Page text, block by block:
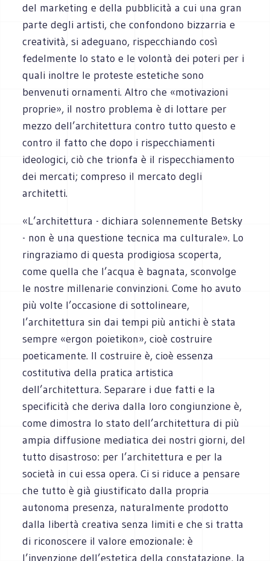
del marketing e della pubblicità a cui una gran
parte degli artisti, che confondono bizzarria e
creatività, si adeguano, rispecchiando così
fedelmente lo stato e le volontà dei poteri per i
quali inoltre le proteste estetiche sono
benvenuti ornamenti. Altro che «motivazioni
proprie», il nostro problema è di lottare per
mezzo dell’architettura contro tutto questo e
contro il fatto che dopo i rispecchiamenti
ideologici, ciò che trionfa è il rispecchiamento
dei mercati; compreso il mercato degli
architetti.
«L’architettura - dichiara solennemente Betsky
- non è una questione tecnica ma culturale». Lo
ringraziamo di questa prodigiosa scoperta,
come quella che l’acqua è bagnata, sconvolge
le nostre millenarie convinzioni. Come ho avuto
più volte l’occasione di sottolineare,
l’architettura sin dai tempi più antichi è stata
sempre «ergon poietikon», cioè costruire
poeticamente. Il costruire è, cioè essenza
costitutiva della pratica artistica
dell’architettura. Separare i due fatti e la
specificità che deriva dalla loro congiunzione è,
come dimostra lo stato dell’architettura di più
ampia diffusione mediatica dei nostri giorni, del
tutto disastroso: per l’architettura e per la
società in cui essa opera. Ci si riduce a pensare
che tutto è già giustificato dalla propria
autonoma presenza, naturalmente prodotto
dalla libertà creativa senza limiti e che si tratta
di riconoscere il valore emozionale: è
l’invenzione dell’estetica della constatazione, la